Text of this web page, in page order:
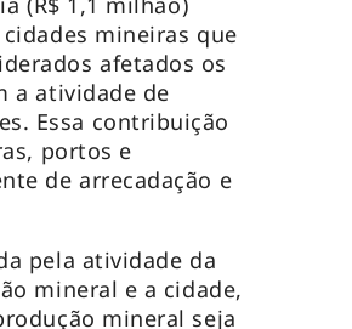
mineiras que
afetados os
a atividade de
Essa contribuição
portos e
de arrecadação e
pela atividade da
mineral e a cidade,
mineral seja